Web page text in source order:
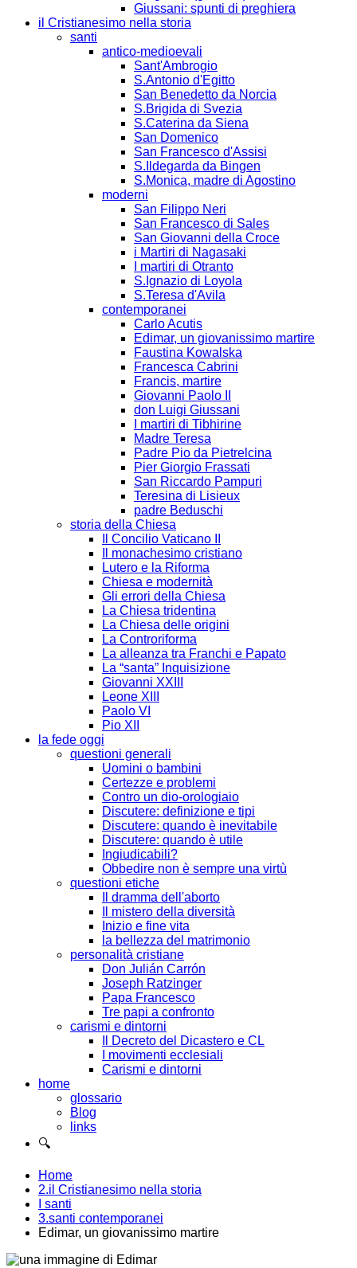
Giussani: spunti di preghiera
il Cristianesimo nella storia
santi
antico-medioevali
Sant'Ambrogio
S.Antonio d'Egitto
San Benedetto da Norcia
S.Brigida di Svezia
S.Caterina da Siena
San Domenico
San Francesco d'Assisi
S.Ildegarda da Bingen
S.Monica, madre di Agostino
moderni
San Filippo Neri
San Francesco di Sales
San Giovanni della Croce
i Martiri di Nagasaki
I martiri di Otranto
S.Ignazio di Loyola
S.Teresa d'Avila
contemporanei
Carlo Acutis
Edimar, un giovanissimo martire
Faustina Kowalska
Francesca Cabrini
Francis, martire
Giovanni Paolo II
don Luigi Giussani
I martiri di Tibhirine
Madre Teresa
Padre Pio da Pietrelcina
Pier Giorgio Frassati
San Riccardo Pampuri
Teresina di Lisieux
padre Beduschi
storia della Chiesa
Il Concilio Vaticano II
Il monachesimo cristiano
Lutero e la Riforma
Chiesa e modernità
Gli errori della Chiesa
La Chiesa tridentina
La Chiesa delle origini
La Controriforma
La alleanza tra Franchi e Papato
La “santa” Inquisizione
Giovanni XXIII
Leone XIII
Paolo VI
Pio XII
la fede oggi
questioni generali
Uomini o bambini
Certezze e problemi
Contro un dio-orologiaio
Discutere: definizione e tipi
Discutere: quando è inevitabile
Discutere: quando è utile
Ingiudicabili?
Obbedire non è sempre una virtù
questioni etiche
Il dramma dell'aborto
Il mistero della diversità
Inizio e fine vita
la bellezza del matrimonio
personalità cristiane
Don Julián Carrón
Joseph Ratzinger
Papa Francesco
Tre papi a confronto
carismi e dintorni
Il Decreto del Dicastero e CL
I movimenti ecclesiali
Carismi e dintorni
home
glossario
Blog
links
🔍
Home
2.il Cristianesimo nella storia
I santi
3.santi contemporanei
Edimar, un giovanissimo martire